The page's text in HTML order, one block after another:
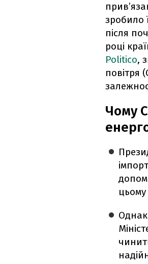
зробило
після
році
Politico,
повітря
Чому
цьому
Однак